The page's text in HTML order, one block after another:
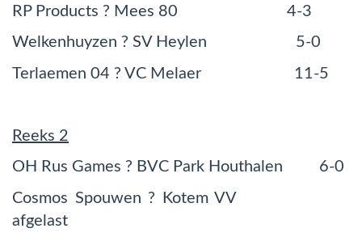
RP Products ? Mees 80 4-3
Welkenhuyzen ? SV Heylen 5-0
Terlaemen 04 ? VC Melaer 11-5
Reeks 2
OH Rus Games ? BVC Park Houthalen 6-0
Cosmos Spouwen ? Kotem VV
afgelast